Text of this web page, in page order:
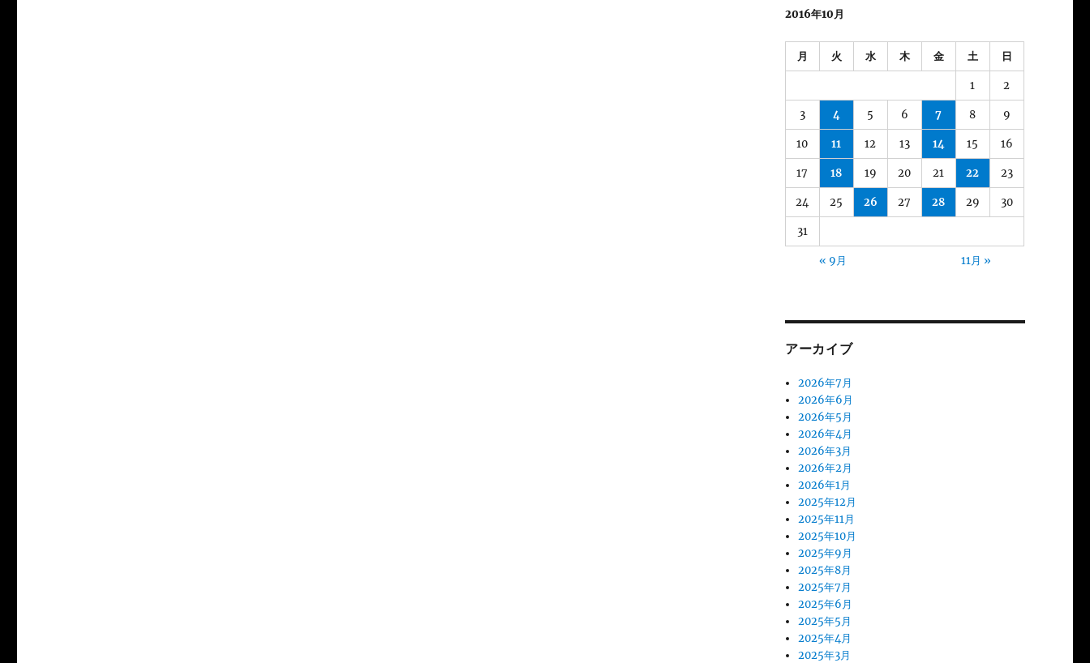
2016年10月
月 火 水 木 金 土 日
1 2
3 4 5 6 7 8 9
10 11 12 13 14 15 16
17 18 19 20 21 22 23
24 25 26 27 28 29 30
31
« 9月 11月 »
アーカイブ
2026年7月
2026年6月
2026年5月
2026年4月
2026年3月
2026年2月
2026年1月
2025年12月
2025年11月
2025年10月
2025年9月
2025年8月
2025年7月
2025年6月
2025年5月
2025年4月
2025年3月